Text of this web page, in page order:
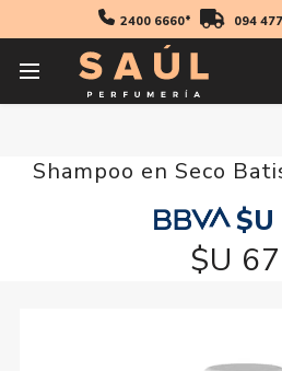
2400 6660* 094
Cabello Shampoo en
Shampoo en Seco
$U